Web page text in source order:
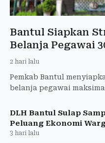
Bantul Siapkan
Belanja Pegawai
2 hari lalu
Pemkab Bantul
belanja pegawai
growth ASN, dan mem
DLH Bantul Sulap
Peluang Ekonomi
3 hari lalu